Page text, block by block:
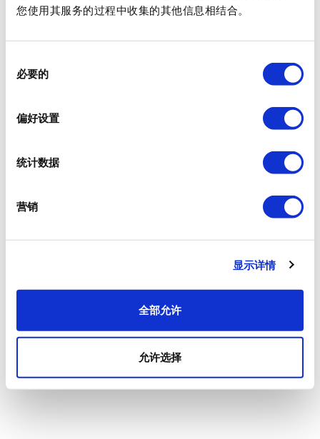
您使用其服务的过程中收集的其他信息相结合。
必要的
偏好设置
统计数据
营销
显示详情
全部允许
允许选择